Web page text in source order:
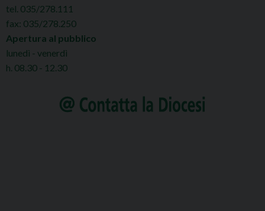
tel. 035/278.111
fax: 035/278.250
Apertura al pubblico
lunedì - venerdì
h. 08.30 - 12.30